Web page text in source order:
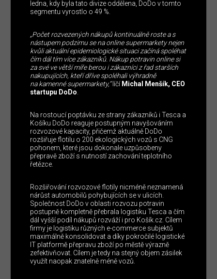
ledna, kdy byla tato divize oddělena, DoDo v tomto
segmentu vyrostlo o 49 %.
„Počet rozvezených nákupů kontinuálně roste a s
nástupem podzimu se na online supermarkety nejen
kvůli aktuální epidemiologické situaci začíná spoléhat
čím dál tím více zákazníků. Nákup potravin online si
za své ve větší míře berou i zákazníci z řad starších
nakupujících, kteří dříve spoléhali výhradně
na kamenné supermarkety,“líčí Michal Menšík, CEO
startupu DoDo
Na rostoucí poptávku ze strany zákazníků i Tesca a
Košíku DoDo reaguje postupným navyšováním
rozvozové kapacity, přičemž aktuálně DoDo
rozšiřuje flotilu o 200 ekologických vozů s CNG
pohonem, které jsou dokonale uzpůsobeny
přepravě zboží s nutností zachování teplotního
řetězce.
Rozšiřování rozvozové flotily nicméně neznamená
nárůst automobilů pohybujících se v ulicích.
Společnost DoDo v oblasti rozvozu potravin
postupně kompletně přebrala logistiku Tesca a čím
dál vyšší podíl nákupů rozváží i pro Košík.cz. Cílem
firmy je logistiku různých e-commerce subjektů
maximálně konsolidovat a díky pokročilé logistické
IT platformě přepravu zboží po městě výrazně
zefektivňovat. Cílem je tedy na stejný objem zásilek
využít naopak znatelně méně vozů.